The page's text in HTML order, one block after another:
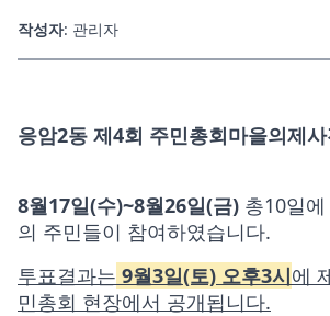
작성자: 관리자
응암2동 제4회 주민총회마을의제
8월17일(수)~8월26일(금) 총10일
의 주민들이 참여하였습니다.
투표결과는 9월3일(토) 오후3시에
민총회 현장에서 공개됩니다.